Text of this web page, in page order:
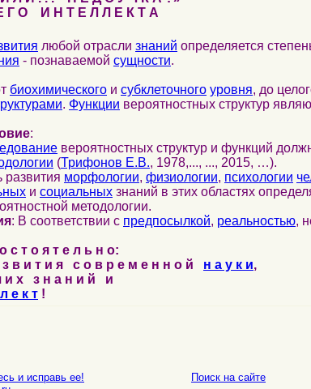
О И Н Т Е Л Л Е К Т А
любой отрасли знаний определяется
- познаваемой сущности.
биохимического и субклеточного уровня, до
. Функции вероятностных структур
:
вероятностных структур и функций
(Трифонов Е.В., 1978,..., ..., 2015, …).
развития морфологии, физиологии, психологии
и социальных знаний в этих областях
методологии.
: В соответствии с предпосылкой, реальностью,
с т о я т е л ь н о:
в и т и я с о в р е м е н н о й н а у к и,
х з н а н и й и
е к т !
и исправь ее! Поиск на сайте E-